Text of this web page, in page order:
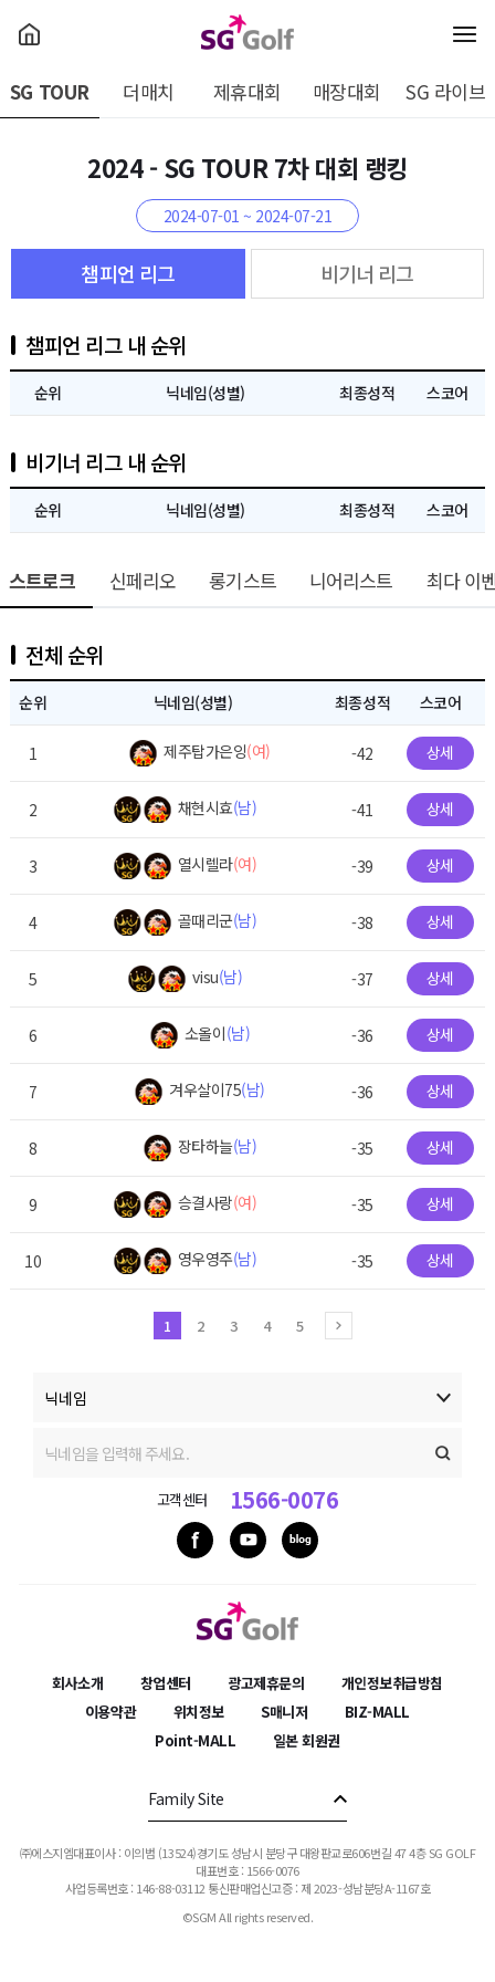
SG TOUR 더매치 제휴대회 매장대회 SG 라이브
2024 - SG TOUR 7차 대회 랭킹
2024-07-01 ~ 2024-07-21
챔피언 리그 비기너 리그
챔피언 리그 내 순위
순위 닉네임(성별) 최종성적 스코어
비기너 리그 내 순위
순위 닉네임(성별) 최종성적 스코어
스트로크 신페리오 롱기스트 니어리스트 최다 이
전체 순위
순위 닉네임(성별) 최종성적 스코어
1 제주탑가은잉(여) -42 상세
2 채현시효(남) -41 상세
3 열시렐라(여) -39 상세
4 골때리군(남) -38 상세
5 visu(남) -37 상세
6 소올이(남) -36 상세
7 겨우살이75(남) -36 상세
8 장타하늘(남) -35 상세
9 승결사랑(여) -35 상세
10 영우영주(남) -35 상세
1 2 3 4 5
고객센터 1566-0076
회사소개 창업센터 광고제휴문의
개인정보취급방침
이용약관
위치정보 S매니저
BIZ-MALL
Point-MALL
일본 회원권
Family Site
㈜에스지엠대표이사 : 이의범 (13524)경기도 성남시 분당구 대왕판교로606번길 47 4층 SG GOLF
대표번호 : 1566-0076
사업등록번호 : 146-88-03112 통신판매업신고증 : 제 2023-성남분당A-1167호
©SGM All rights reserved.